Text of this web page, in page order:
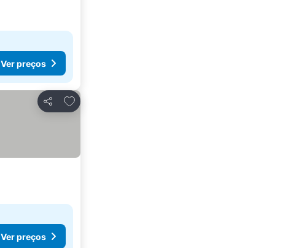
Ver preços
Partilhar
Adicionar aos favoritos
Ver preços